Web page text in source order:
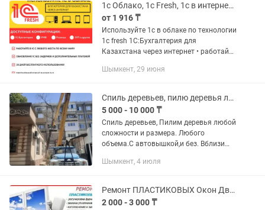
1с Облако, 1c Fresh, 1с в интернете с любой точки мира
от 1 916 ₸
Используйте 1с в облаке по технологии
1с fresh 1С:Бухгалтерия для
Казахстана через интернет • работайте
обновление 1С без задержек и
Шымкент, 29 июня
Спиль деревьев, пилю деревья любой сложности, ағаш кесу Шымкент
5 000 - 10 000 ₸
Спиль деревьев, Пилим деревья любой
сложности и размера. Любого
объема.С автовышкой,и без. Вблизи
Спил веток. Формовка. Обрезка.
Шымкент, 4 июля
Ремонт ПЛАСТИКОВЫХ Окон Дверей, Витражей любой сложности! Пишите
2 000 - 3 000 ₸